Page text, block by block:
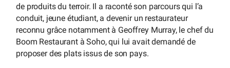
de produits du terroir. Il a raconté son parcours qui l’a
conduit, jeune étudiant, a devenir un restaurateur
reconnu grâce notamment à Geoffrey Murray, le chef du
Boom Restaurant à Soho, qui lui avait demandé de
proposer des plats issus de son pays.